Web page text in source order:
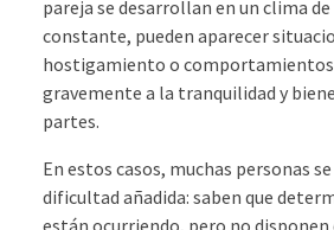
pareja se desarrollan en un clima
constante, pueden aparecer
hostigamiento o comportamientos
gravemente a la tranquilidad y
partes.
En estos casos, muchas personas
dificultad añadida: saben que
están ocurriendo, pero no disponen